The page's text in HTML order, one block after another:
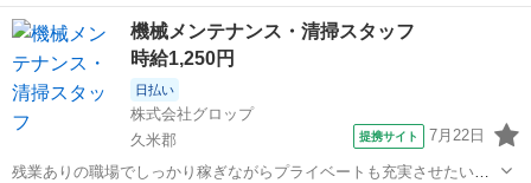
＆月収20万円以上可！ ＼猛暑対策実施中／ 涼しい自宅からスマホで
『WEB登録』OK！ 当社では【WEB面談（カジュアル登録）】を 導入
岡山 倉敷市 木見駅 その他
機械メンテナンス・清掃スタッフ
時給1,250円
日払い
株式会社グロップ
久米郡
提携サイト 7月22日
残業ありの職場でしっかり稼ぎながらプライベートも充実させたい方